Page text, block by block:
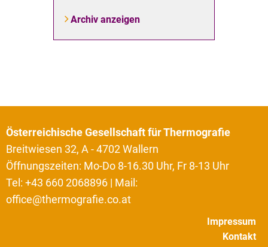
Archiv anzeigen
Österreichische Gesellschaft für Thermografie
Breitwiesen 32, A - 4702 Wallern
Öffnungszeiten: Mo-Do 8-16.30 Uhr, Fr 8-13 Uhr
Tel: +43 660 2068896 | Mail:
office@thermografie.co.at
Impressum
Kontakt